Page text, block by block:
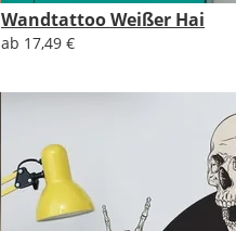
Wandtattoo Weißer Hai
ab 17,49 €